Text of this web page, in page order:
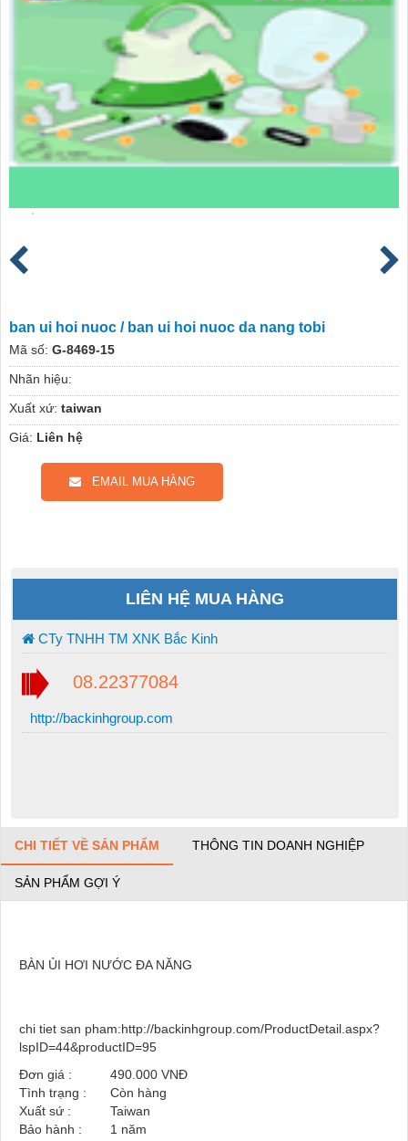
ban ui hoi nuoc / ban ui hoi nuoc da nang tobi
Mã số: G-8469-15
Nhãn hiệu:
Xuất xứ: taiwan
Giá: Liên hệ
EMAIL MUA HÀNG
LIÊN HỆ MUA HÀNG
CTy TNHH TM XNK Bắc Kinh
08.22377084
http://backinhgroup.com
CHI TIẾT VỀ SẢN PHẨM THÔNG TIN DOANH NGHIỆP
SẢN PHẨM GỢI Ý
BÀN ỦI HƠI NƯỚC ĐA NĂNG
chi tiet san pham:http://backinhgroup.com/ProductDetail.aspx?
lspID=44&productID=95
Đơn giá :
490.000 VNĐ
Tình trạng :
Còn hàng
Xuất sứ :
Taiwan
Bảo hành :
1 năm